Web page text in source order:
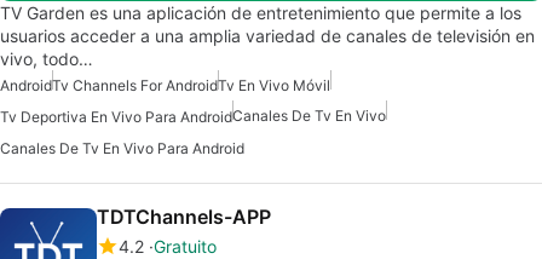
TV Garden es una aplicación de entretenimiento que permite a los
usuarios acceder a una amplia variedad de canales de televisión en
vivo, todo…
AndroidTv Channels For AndroidTv En Vivo Móvil
Tv Deportiva En Vivo Para AndroidCanales De Tv En Vivo
Canales De Tv En Vivo Para Android
TDTChannels-APP
4.2 Gratuito